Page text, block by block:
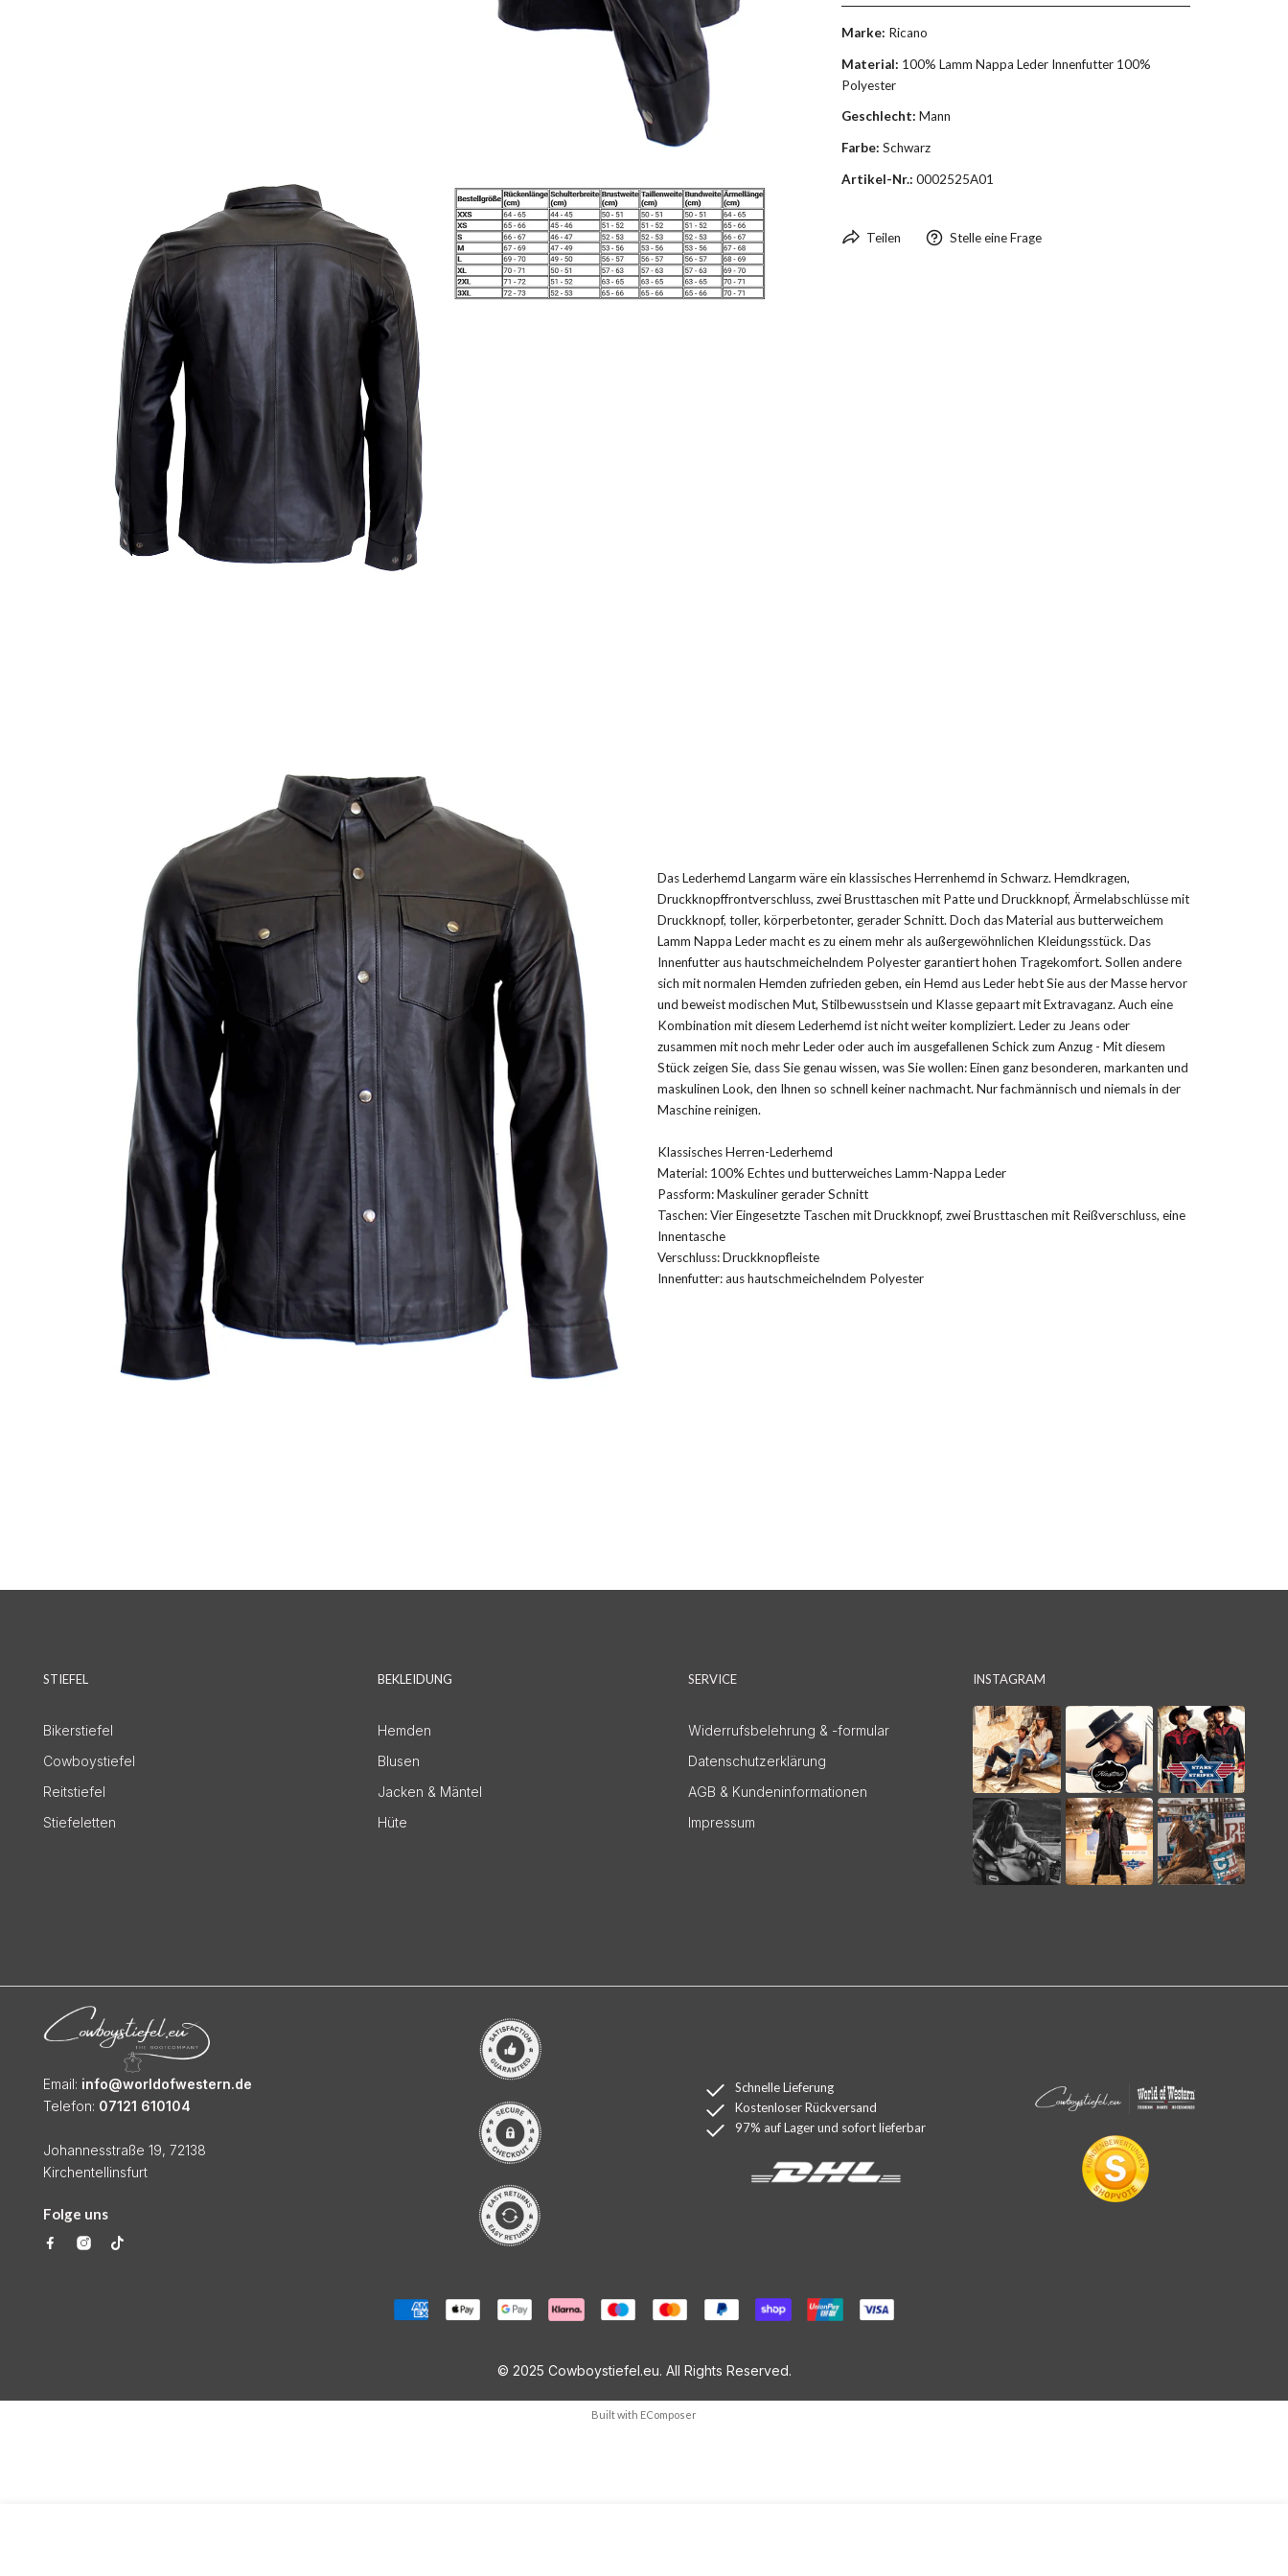
Marke: Ricano
Material: 100% Lamm Nappa Leder Innenfutter 100%
Polyester
Geschlecht: Mann
Farbe: Schwarz
Artikel-Nr.:0002525A01
Teilen Stelle eine Frage
Das Lederhemd Langarm wäre ein klassisches Herrenhemd in Schwarz. Hemdkragen,
Druckknopffrontverschluss, zwei Brusttaschen mit Patte und Druckknopf, Ärmelabschlüsse mit
Druckknopf, toller, körperbetonter, gerader Schnitt. Doch das Material aus butterweichem
Lamm Nappa Leder macht es zu einem mehr als außergewöhnlichen Kleidungsstück. Das
Innenfutter aus hautschmeichelndem Polyester garantiert hohen Tragekomfort. Sollen andere
sich mit normalen Hemden zufrieden geben, ein Hemd aus Leder hebt Sie aus der Masse hervor
und beweist modischen Mut, Stilbewusstsein und Klasse gepaart mit Extravaganz. Auch eine
Kombination mit diesem Lederhemd ist nicht weiter kompliziert. Leder zu Jeans oder
zusammen mit noch mehr Leder oder auch im ausgefallenen Schick zum Anzug - Mit diesem
Stück zeigen Sie, dass Sie genau wissen, was Sie wollen: Einen ganz besonderen, markanten und
maskulinen Look, den Ihnen so schnell keiner nachmacht. Nur fachmännisch und niemals in der
Maschine reinigen.
Klassisches Herren-Lederhemd
Material: 100% Echtes und butterweiches Lamm-Nappa Leder
Passform: Maskuliner gerader Schnitt
Taschen: Vier Eingesetzte Taschen mit Druckknopf, zwei Brusttaschen mit Reißverschluss, eine
Innentasche
Verschluss: Druckknopfleiste
Innenfutter: aus hautschmeichelndem Polyester
STIEFEL
Bikerstiefel
Cowboystiefel
Reitstiefel
Stiefeletten
BEKLEIDUNG
Hemden
Blusen
Jacken & Mäntel
Hüte
SERVICE
Widerrufsbelehrung & -formular
Datenschutzerklärung
AGB & Kundeninformationen
Impressum
INSTAGRAM
Email: info@worldofwestern.de
Telefon: 07121 610104
Johannesstraße 19, 72138
Kirchentellinsfurt
Folge uns
Schnelle Lieferung
Kostenloser Rückversand
97% auf Lager und sofort lieferbar
© 2025 Cowboystiefel.eu. All Rights Reserved.
Built with EComposer